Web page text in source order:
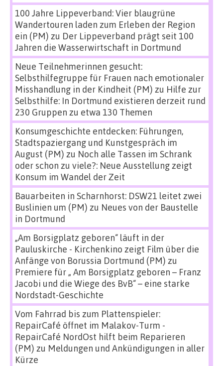
100 Jahre Lippeverband: Vier blaugrüne
Wandertouren laden zum Erleben der Region
ein (PM) zu Der Lippeverband prägt seit 100
Jahren die Wasserwirtschaft in Dortmund
Neue Teilnehmerinnen gesucht:
Selbsthilfegruppe für Frauen nach emotionaler
Misshandlung in der Kindheit (PM) zu Hilfe zur
Selbsthilfe: In Dortmund existieren derzeit rund
230 Gruppen zu etwa 130 Themen
Konsumgeschichte entdecken: Führungen,
Stadtspaziergang und Kunstgespräch im
August (PM) zu Noch alle Tassen im Schrank
oder schon zu viele?: Neue Ausstellung zeigt
Konsum im Wandel der Zeit
Bauarbeiten in Scharnhorst: DSW21 leitet zwei
Buslinien um (PM) zu Neues von der Baustelle
in Dortmund
„Am Borsigplatz geboren“ läuft in der
Pauluskirche - Kirchenkino zeigt Film über die
Anfänge von Borussia Dortmund (PM) zu
Premiere für „ Am Borsigplatz geboren – Franz
Jacobi und die Wiege des BvB“ – eine starke
Nordstadt-Geschichte
Vom Fahrrad bis zum Plattenspieler:
RepairCafé öffnet im Malakov-Turm -
RepairCafé NordOst hilft beim Reparieren
(PM) zu Meldungen und Ankündigungen in aller
Kürze